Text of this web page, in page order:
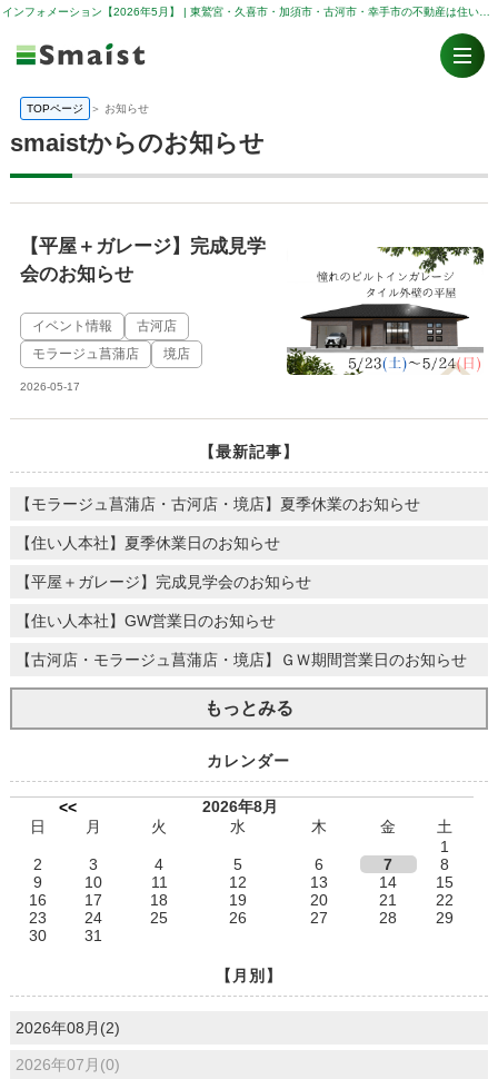
TOPページ ＞ お知らせ
smaistからのお知らせ
【平屋＋ガレージ】完成見学
会のお知らせ
イベント情報
古河店
モラージュ菖蒲店
境店
2026-05-17
【最新記事】
【モラージュ菖蒲店・古河店・境店】夏季休業のお知らせ
【住い人本社】夏季休業日のお知らせ
【平屋＋ガレージ】完成見学会のお知らせ
【住い人本社】GW営業日のお知らせ
【古河店・モラージュ菖蒲店・境店】ＧＷ期間営業日のお知らせ
もっとみる
カレンダー
<<
2026年8月
日
月 火 水 木 金
土
1
2
3 4 5 6 7
8
9
10 11 12 13 14
15
16
17 18 19 20 21
22
23
24 25 26 27 28
29
30
31
【月別】
2026年08月(2)
2026年07月(0)